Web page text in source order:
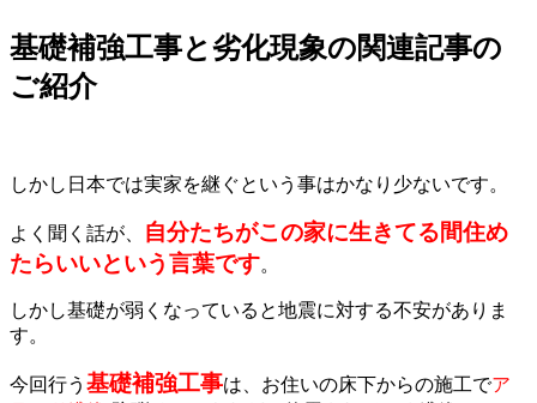
基礎補強工事と劣化現象の関連記事の
ご紹介
しかし日本では実家を継ぐという事はかなり少ないです。
よく聞く話が、
自分たちがこの家に生きてる間住め
たらいいという言葉です。
しかし基礎が弱くなっていると地震に対する不安がありま
す。
今回行う 基礎補強工事は、お住いの床下からの施工でア